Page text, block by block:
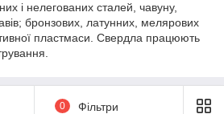
і нелегованих сталей, чавуну,
бронзових, латунних, мелярових
пластмаси. Свердла працюють
0 Фільтри